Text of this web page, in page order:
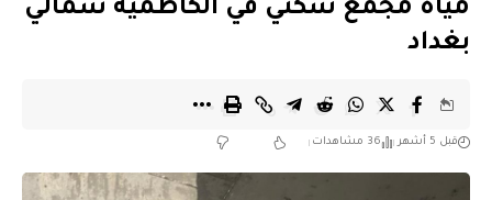
مياه مجمع سكني في الكاظمية شمالي
بغداد
قبل 5 أشهر 36 مشاهدات